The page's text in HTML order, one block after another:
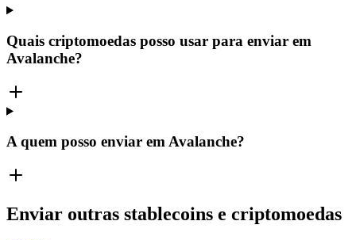
Quais criptomoedas posso usar para enviar em
Avalanche?
A quem posso enviar em Avalanche?
Enviar outras stablecoins e criptomoedas